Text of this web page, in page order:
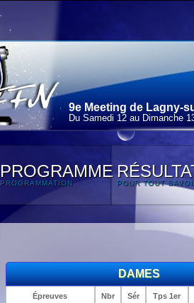
9e Meeting de Lagny-
Du Samedi 12 au Dimanche
PROGRAMME
PROGRAMMATION POUR TOUT
DAMES
Épreuves Nbr Sér Tps 1er